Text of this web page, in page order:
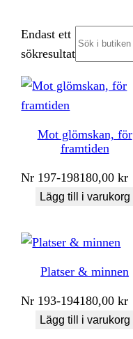
Endast ett
sökresultat
Mot glömskan, för
framtiden
Nr 197-198180,00kr
Lägg till i varukorg
Platser & minnen
Nr 193-194180,00kr
Lägg till i varukorg